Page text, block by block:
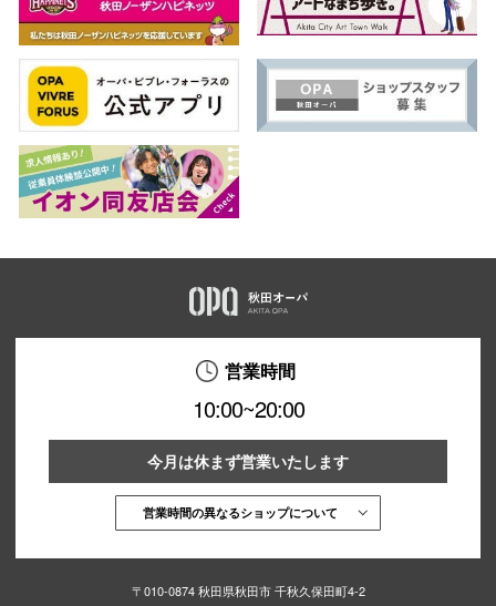
営業時間
10:00~20:00
今月は休まず営業いたします
営業時間の異なるショップについて
〒010-0874 秋田県秋田市 千秋久保田町4-2